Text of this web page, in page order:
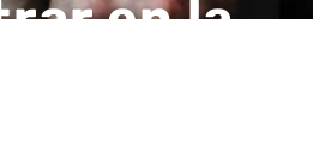
en la